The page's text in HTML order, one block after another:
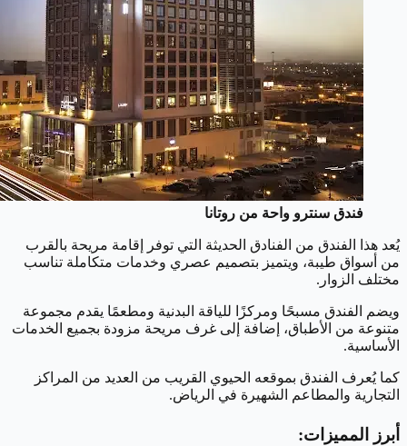
فندق سنترو واحة من روتانا
يُعد هذا الفندق من الفنادق الحديثة التي توفر إقامة مريحة بالقرب
من أسواق طيبة، ويتميز بتصميم عصري وخدمات متكاملة تناسب
مختلف الزوار.
ويضم الفندق مسبحًا ومركزًا للياقة البدنية ومطعمًا يقدم مجموعة
متنوعة من الأطباق، إضافة إلى غرف مريحة مزودة بجميع الخدمات
الأساسية.
كما يُعرف الفندق بموقعه الحيوي القريب من العديد من المراكز
التجارية والمطاعم الشهيرة في الرياض.
أبرز المميزات: